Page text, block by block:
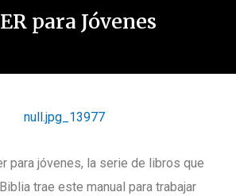
para Jóvenes
para jóvenes, la serie de libros que
trae este manual para trabajar